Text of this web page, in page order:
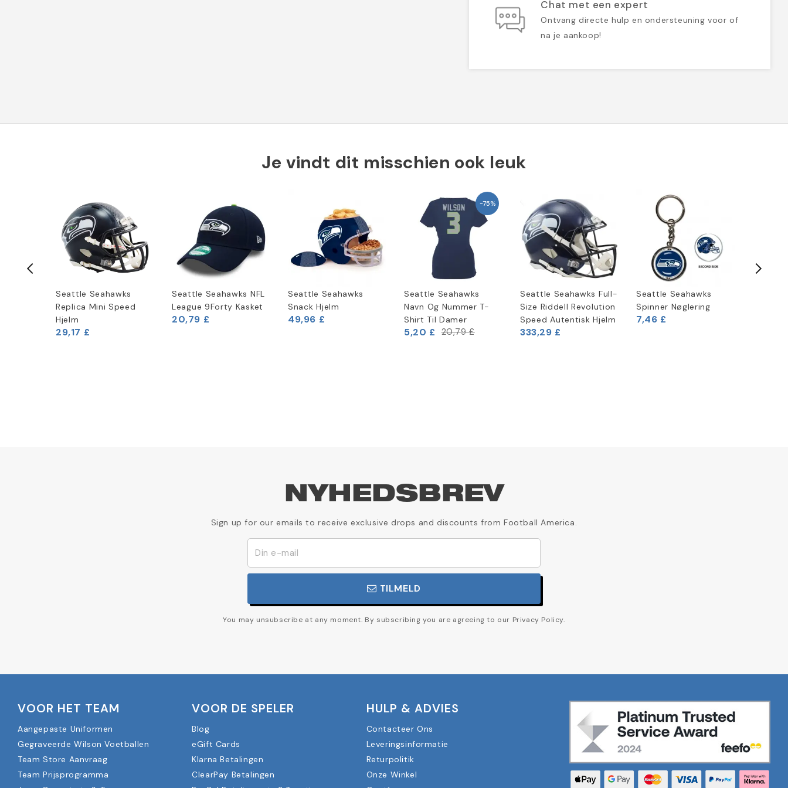
Chat met een expert
Ontvang directe hulp en ondersteuning voor of
na je aankoop!
Je vindt dit misschien ook leuk
Seattle Seahawks
Replica Mini Speed
Hjelm
29,17 £
Seattle Seahawks NFL
League 9Forty Kasket
20,79 £
Seattle Seahawks
Snack Hjelm
49,96 £
-75%
Seattle Seahawks
Navn Og Nummer T-
Shirt Til Damer
5,20 £ 20,79 £
Seattle Seahawks Full-
Size Riddell Revolution
Speed Autentisk Hjelm
333,29 £
Seattle Seahawks
Spinner Nøglering
7,46 £
NYHEDSBREV
Sign up for our emails to receive exclusive drops and discounts from Football America.
TILMELD
You may unsubscribe at any moment. By subscribing you are agreeing to our Privacy Policy.
VOOR HET TEAM
Aangepaste Uniformen
Gegraveerde Wilson Voetballen
Team Store Aanvraag
Team Prijsprogramma
VOOR DE SPELER
Blog
eGift Cards
Klarna Betalingen
ClearPay Betalingen
HULP & ADVIES
Contacteer Ons
Leveringsinformatie
Returpolitik
Onze Winkel